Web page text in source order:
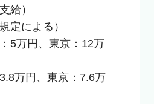
給）
定による）
5万円、東京：12万
万円、東京：7.6万